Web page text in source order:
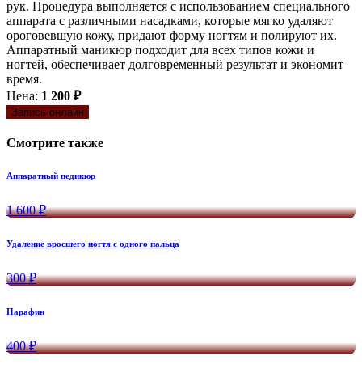
рук. Процедура выполняется с использованием специального
аппарата с различными насадками, которые мягко удаляют
ороговевшую кожу, придают форму ногтям и полируют их.
Аппаратный маникюр подходит для всех типов кожи и
ногтей, обеспечивает долговременный результат и экономит
время.
Цена: 1 200 ₽
Запись онлайн
Смотрите также
Аппаратный педикюр
1 600 ₽
Удаление вросшего ногтя с одного пальца
300 ₽
Парафин
400 ₽